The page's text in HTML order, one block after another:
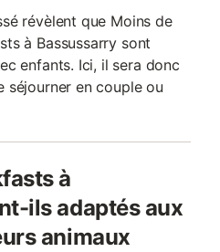
révèlent que Moins de
à Bassussarry sont
enfants. Ici, il sera donc
séjourner en couple ou
à
ils adaptés aux
animaux